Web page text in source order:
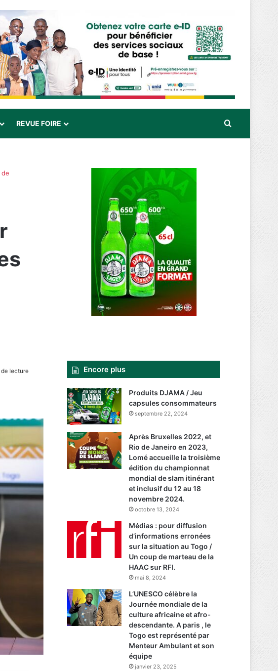
REVUE FOIRE Rechercher
lecture Encore plus
Produits DJAMA / Jeu
capsules consommateurs
septembre 22, 2024
Après Bruxelles 2022, et
Rio de Janeiro en 2023,
Lomé accueille la troisième
édition du championnat
mondial de slam itinérant
et inclusif du 12 au 18
novembre 2024.
octobre 13, 2024
Médias : pour diffusion
d’informations erronées
sur la situation au Togo /
Un coup de marteau de la
HAAC sur RFI.
mai 8, 2024
L’UNESCO célèbre la
Journée mondiale de la
culture africaine et afro-
descendante. A paris , le
Togo est représenté par
Menteur Ambulant et son
équipe
janvier 23, 2025